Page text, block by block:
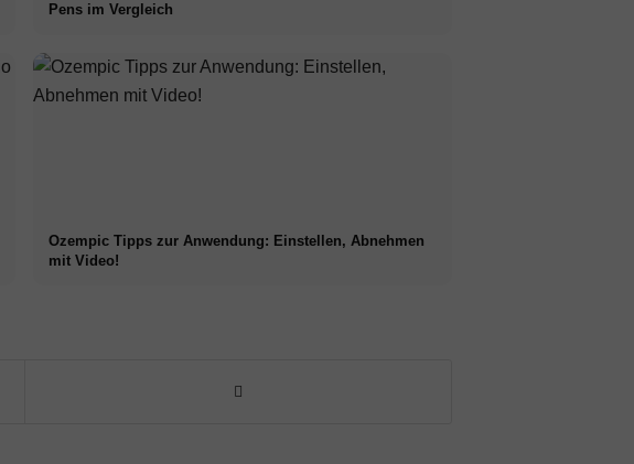
Pens im Vergleich
Ozempic Tipps zur Anwendung: Einstellen, Abnehmen
mit Video!